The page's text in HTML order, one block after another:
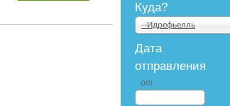
Куда?
--Идрефьелль
Дата
отправления
от